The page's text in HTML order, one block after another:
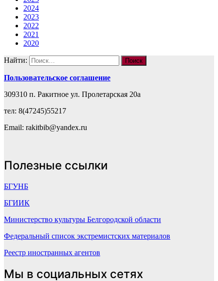
2024
2023
2022
2021
2020
Найти:
Пользовательское соглашение
309310 п. Ракитное ул. Пролетарская 20а
тел: 8(47245)55217
Email: rakitbib@yandex.ru
Полезные ссылки
БГУНБ
БГИИК
Министерство культуры Белгородской области
Федеральный список экстремистских материалов
Реестр иностранных агентов
Мы в социальных сетях